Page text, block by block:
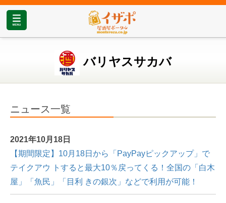
バリヤスサカバ
ニュース一覧
2021年10月18日
【期間限定】10⽉18⽇から「PayPayピックアップ」で
テイクアウ トすると最⼤10％戻ってくる！全国の「⽩⽊
屋」「⿂⺠」「⽬利 きの銀次」などで利⽤が可能！